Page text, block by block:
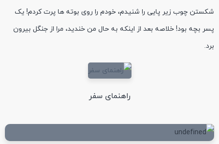
شکستن چوب زیر پایی را شنیدم، خودم را روی بوته ها پرت کردم! یک
پسر بچه بود! خلاصه بعد از اینکه به حال من خندید، مرا از جنگل بیرون
برد.
راهنمای سفر